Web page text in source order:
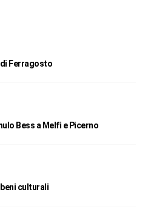
Ferragosto
Bess a Melfi e Picerno
culturali